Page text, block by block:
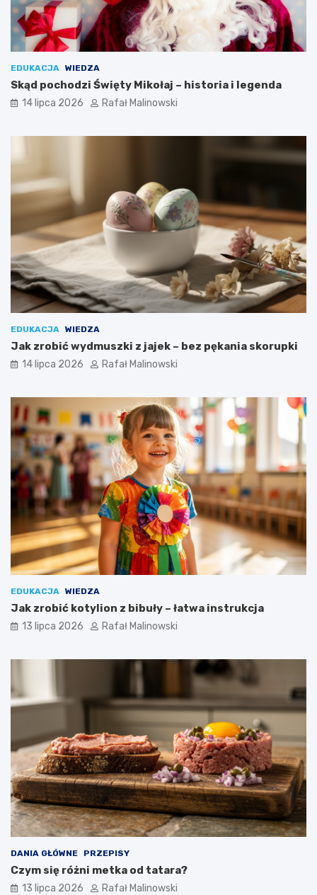
EDUKACJA WIEDZA
Skąd pochodzi Święty Mikołaj – historia i legenda
14 lipca 2026 Rafał Malinowski
EDUKACJA WIEDZA
Jak zrobić wydmuszki z jajek – bez pękania skorupki
14 lipca 2026 Rafał Malinowski
EDUKACJA WIEDZA
Jak zrobić kotylion z bibuły – łatwa instrukcja
13 lipca 2026 Rafał Malinowski
DANIA GŁÓWNE PRZEPISY
Czym się różni metka od tatara?
13 lipca 2026 Rafał Malinowski